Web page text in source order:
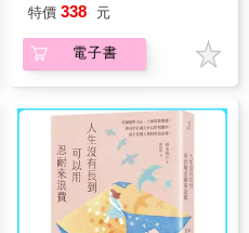
特價 338 元
電子書